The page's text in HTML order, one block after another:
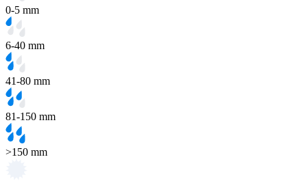
0-5 mm
6-40 mm
41-80 mm
81-150 mm
>150 mm